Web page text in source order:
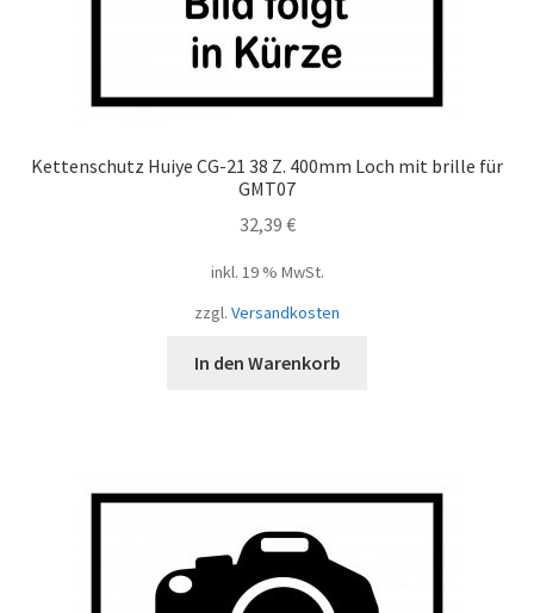
Kettenschutz Huiye CG-21 38 Z. 400mm Loch mit brille für
GMT07
32,39 €
inkl. 19 % MwSt.
zzgl. Versandkosten
In den Warenkorb